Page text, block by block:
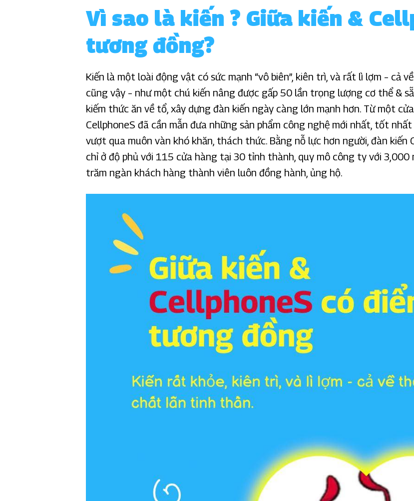
Vì sao là kiến ? Giữa kiến &
tương đồng?
Kiến là một loài động vật có sức mạnh “vô biên”, kiên trì, và rất lì lợm – cả
cũng vậy – như một chú kiến nâng được gấp 50 lần trọng lượng cơ thể &
kiếm thức ăn về tổ, xây dựng đàn kiến ngày càng lớn mạnh hơn. Từ một
CellphoneS đã cần mẫn đưa những sản phẩm công nghệ mới nhất, tốt
vượt qua muôn vàn khó khăn, thách thức. Bằng nỗ lực hơn người, đàn kiến
chỉ ở độ phủ với 115 cửa hàng tại 30 tỉnh thành, quy mô công ty với 3,000
trăm ngàn khách hàng thành viên luôn đồng hành, ủng hộ.